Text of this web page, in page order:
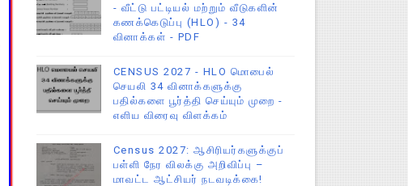
- வீட்டு பட்டியல் மற்றும் வீடுகளின்
கணக்கெடுப்பு (HLO) - 34
வினாக்கள் - PDF
CENSUS 2027 - HLO மொபைல்
செயலி 34 வினாக்களுக்கு
பதில்களை பூர்த்தி செய்யும் முறை -
எளிய விரைவு விளக்கம்
Census 2027: ஆசிரியர்களுக்குப்
பள்ளி நேர விலக்கு அறிவிப்பு –
மாவட்ட ஆட்சியர் நடவடிக்கை!